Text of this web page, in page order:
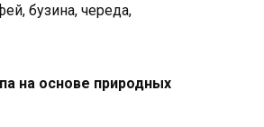
бузина, череда,
на основе природных